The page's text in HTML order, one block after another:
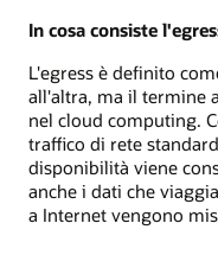
In cosa consiste
L'egress è definito
all'altra, ma il termine
nel cloud computing.
traffico di rete
disponibilità viene
anche i dati che
a Internet vengono